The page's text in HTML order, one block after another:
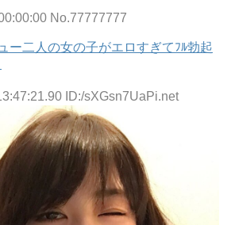
No.77777777
ー二人の女の子がエロすぎてﾌﾙ勃起
ID:/sXGsn7UaPi.net